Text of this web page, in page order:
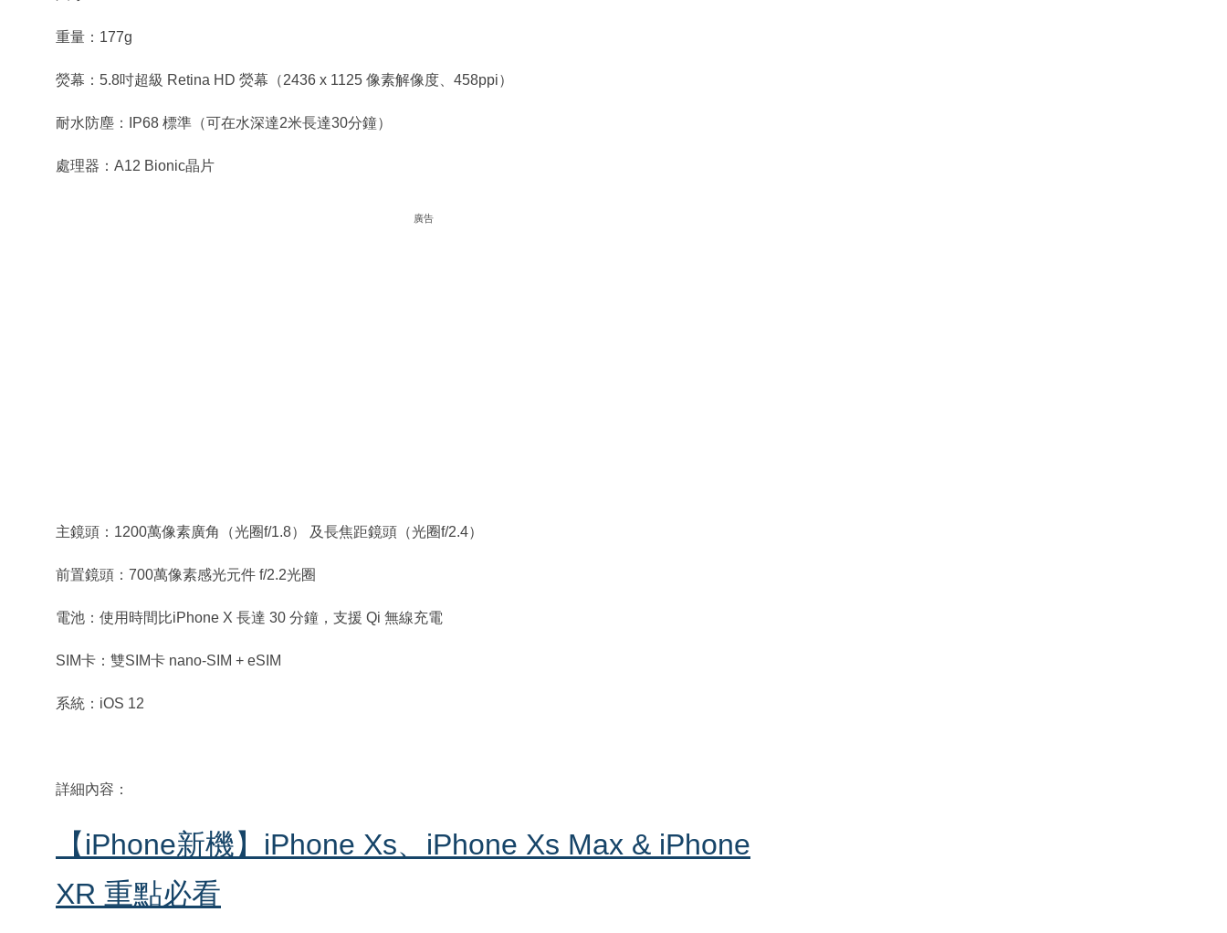
重量：177g
熒幕：5.8吋超級 Retina HD 熒幕（2436 x 1125 像素解像度、458ppi）
耐水防塵：IP68 標準（可在水深達2米長達30分鐘）
處理器：A12 Bionic晶片
廣告
主鏡頭：1200萬像素廣角（光圈f/1.8） 及長焦距鏡頭（光圈f/2.4）
前置鏡頭：700萬像素感光元件 f/2.2光圈
電池：使用時間比iPhone X 長達 30 分鐘，支援 Qi 無線充電
SIM卡：雙SIM卡 nano-SIM + eSIM
系統：iOS 12
詳細內容：
【iPhone新機】iPhone Xs、iPhone Xs Max & iPhone
XR 重點必看